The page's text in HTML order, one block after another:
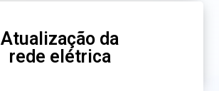
Atualização da
rede elétrica